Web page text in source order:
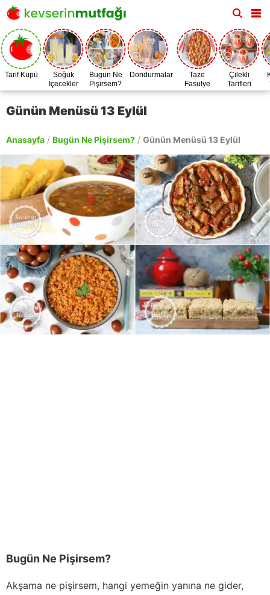
Tarif Küpü
Soğuk
İçecekler
Bugün Ne
Pişirsem?
Dondurmalar
Taze
Fasulye
Zamanı
Çilekli
Tarifleri
Günün Menüsü 13 Eylül
Anasayfa / Bugün Ne Pişirsem? / Günün Menüsü 13 Eylül
Bugün Ne Pişirsem?
Akşama ne pişirsem, hangi yemeğin yanına ne gider,